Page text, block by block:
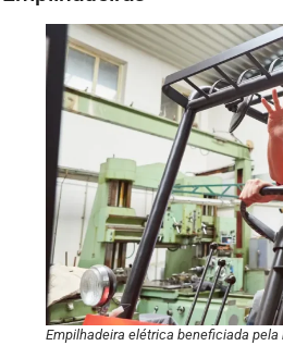
Empilhadeira elétrica beneficiada